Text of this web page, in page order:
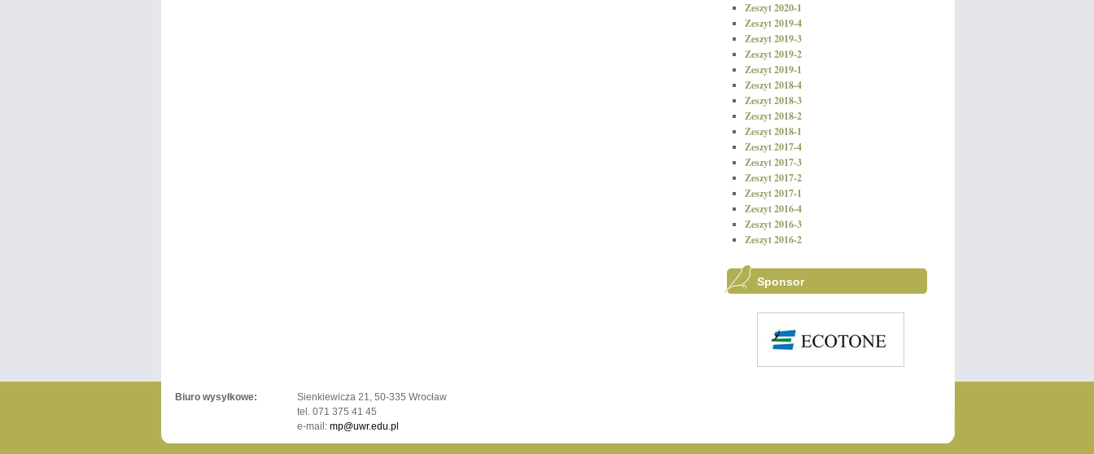
Zeszyt 2020-1
Zeszyt 2019-4
Zeszyt 2019-3
Zeszyt 2019-2
Zeszyt 2019-1
Zeszyt 2018-4
Zeszyt 2018-3
Zeszyt 2018-2
Zeszyt 2018-1
Zeszyt 2017-4
Zeszyt 2017-3
Zeszyt 2017-2
Zeszyt 2017-1
Zeszyt 2016-4
Zeszyt 2016-3
Zeszyt 2016-2
Sponsor
Biuro wysyłkowe:
Sienkiewicza 21, 50-335 Wrocław
tel. 071 375 41 45
e-mail: mp@uwr.edu.pl